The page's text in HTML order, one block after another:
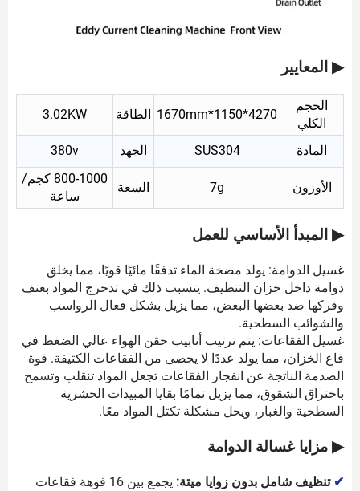
▶ المعايير
الحجم
الكلي
4270*1150*1670mm الطاقة 3.02KW
المادة SUS304 الجهد 380v
الأوزون 7g السعة
800-1000 كجم/
ساعة
▶ المبدأ الأساسي للعمل
غسيل الدوامة: يولد مضخة الماء تدفقًا مائيًا قويًا، مما يخلق
دوامة داخل خزان التنظيف. يتسبب ذلك في تدحرج المواد بعنف
وفركها ضد بعضها البعض، مما يزيل بشكل فعال الرواسب
والشوائب السطحية.
غسيل الفقاعات: يتم ترتيب أنابيب حقن الهواء عالي الضغط في
قاع الخزان، مما يولد عددًا لا يحصى من الفقاعات الكثيفة. قوة
الصدمة الناتجة عن انفجار الفقاعات تجعل المواد تنقلب وتسمح
باختراق الشقوق، مما يزيل تمامًا بقايا المبيدات الحشرية
السطحية والغبار، ويحل مشكلة تكتل المواد معًا.
▶ مزايا غسالة الدوامة
✔تنظيف شامل بدون زوايا ميتة: يجمع بين 16 فوهة فقاعات